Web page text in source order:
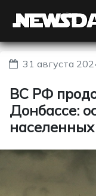
31 августа
ВС РФ
Донбассе: